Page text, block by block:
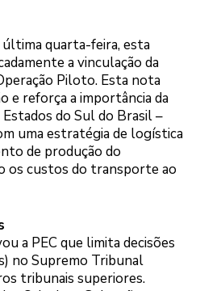
quarta-feira, esta
a vinculação da
Piloto. Esta nota
e reforça a importância da
do Sul do Brasil –
uma estratégia de logística
de produção do
os custos do transporte ao
a PEC que limita decisões
no Supremo Tribunal
tribunais superiores.